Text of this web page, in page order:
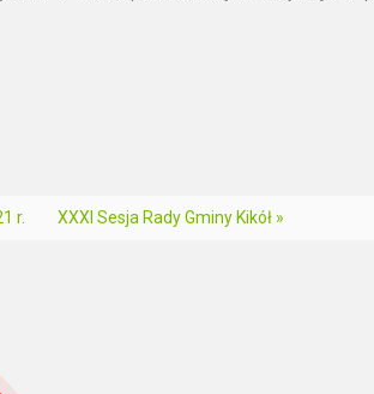
r. XXXI Sesja Rady Gminy Kikół »